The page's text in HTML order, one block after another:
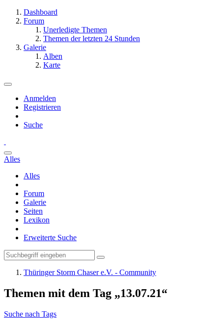
Dashboard
Forum
Unerledigte Themen
Themen der letzten 24 Stunden
Galerie
Alben
Karte
Anmelden
Registrieren
Suche
Alles
Alles
Forum
Galerie
Seiten
Lexikon
Erweiterte Suche
Thüringer Storm Chaser e.V. - Community
Themen mit dem Tag „13.07.21“
Suche nach Tags